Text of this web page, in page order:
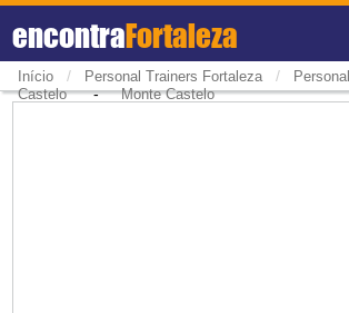
encontraFortaleza
Início / Personal Trainers Fortaleza /
Castelo-Monte Castelo